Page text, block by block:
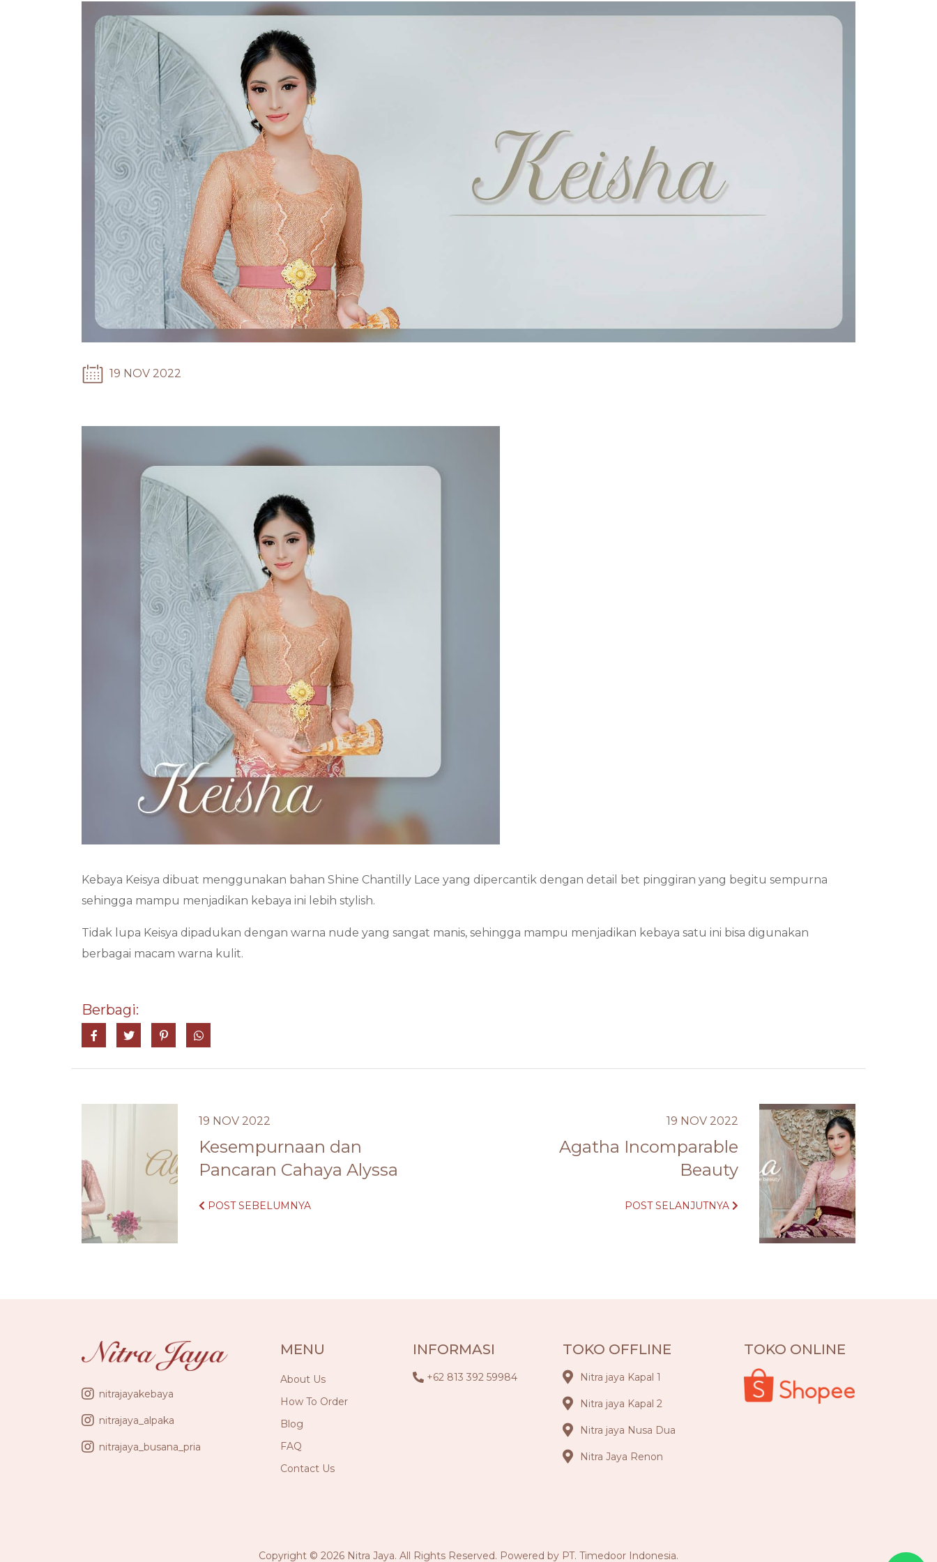
19 NOV 2022
Kebaya Keisya dibuat menggunakan bahan Shine Chantilly Lace yang dipercantik dengan detail bet pinggiran yang begitu sempurna
sehingga mampu menjadikan kebaya ini lebih stylish.
Tidak lupa Keisya dipadukan dengan warna nude yang sangat manis, sehingga mampu menjadikan kebaya satu ini bisa digunakan
berbagai macam warna kulit.
Berbagi:
Share on Facebook
Tweet Pin it Share on Whatsapp
19 NOV 2022
Kesempurnaan dan
Pancaran Cahaya Alyssa
POST SEBELUMNYA
19 NOV 2022
Agatha Incomparable
Beauty
POST SELANJUTNYA
nitrajayakebaya
nitrajaya_alpaka
nitrajaya_busana_pria
MENU
About Us
How To Order
Blog
FAQ
Contact Us
INFORMASI
+62 813 392 59984
TOKO OFFLINE
Nitra jaya Kapal 1
Nitra jaya Kapal 2
Nitra jaya Nusa Dua
Nitra Jaya Renon
TOKO ONLINE
Copyright © 2026 Nitra Jaya. All Rights Reserved. Powered by PT. Timedoor Indonesia.